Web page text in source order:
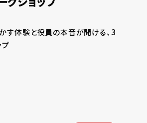
す体験と役員の本音が聞ける、3
プ